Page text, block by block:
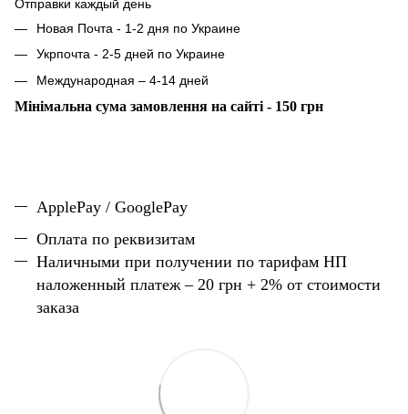
Отправки каждый день
Новая Почта - 1-2 дня по Украине
Укрпочта - 2-5 дней по Украине
Международная – 4-14 дней
Мінімальна сума замовлення на сайті - 150 грн
ApplePay / GooglePay
Оплата по реквизитам
Наличными при получении по тарифам НП
наложенный платеж – 20 грн + 2% от стоимости
заказа